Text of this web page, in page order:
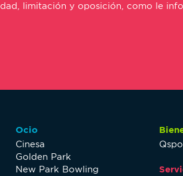
limitación y oposición, como le
Ocio
Cinesa
Golden Park
New Park Bowling